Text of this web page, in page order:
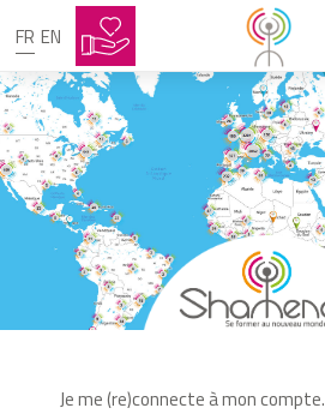
FR EN
Je me (re)connecte à mon compte.